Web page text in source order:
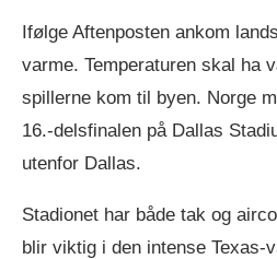
Ifølge Aftenposten ankom
varme. Temperaturen skal ha
spillerne kom til byen. Norge
16.-delsfinalen på Dallas
utenfor Dallas.
Stadionet har både tak og
blir viktig i den intense Texas-